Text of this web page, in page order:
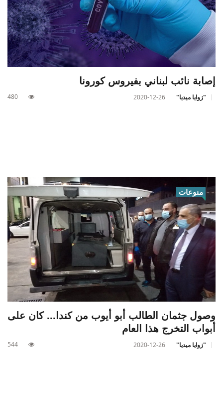
إصابة نائب لبناني بفيروس كورونا
"زوايا ميديا" 2020-12-26
480
منوعات
وصول جثمان الطالب أبو أيوب من كندا... كان على
أبواب التخرج هذا العام
"زوايا ميديا" 2020-12-26
544